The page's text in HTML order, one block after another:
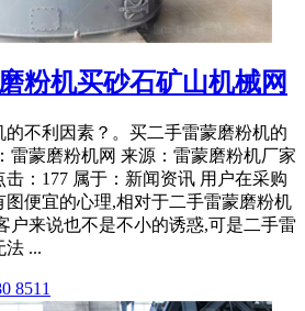
粉机买砂石矿山机械网
的不利因素？。买二手雷蒙磨粉机的
雷蒙磨粉机网 来源：雷蒙磨粉机厂家
击：177 属于：新闻资讯 用户在采购
图便宜的心理,相对于二手雷蒙磨粉机
户来说也不是不小的诱惑,可是二手雷
法 ...
8511